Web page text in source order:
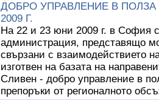
ДОБРО УПРАВЛЕНИЕ В
2009 Г.
На 22 и 23 юни 2009 г. в София
администрация, представящо
свързани с взаимодействието
изготвен на базата на
Сливен - добро управление в
препоръки от регионалното